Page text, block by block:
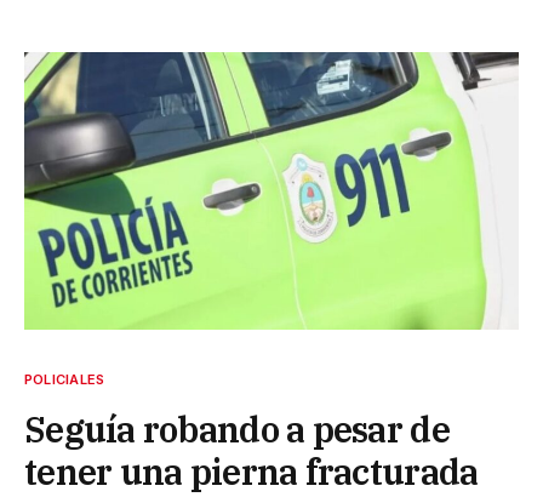
POLICIALES
Seguía robando a pesar de
tener una pierna fracturada